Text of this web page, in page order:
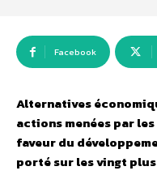
Facebook
Alternatives
actions menées par
faveur du
porté sur les vingt